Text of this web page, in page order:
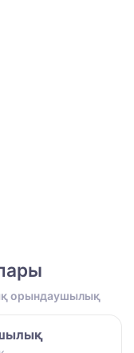
орындаушылық